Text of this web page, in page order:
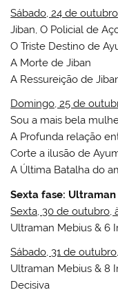
Sábado, 24 de
Jiban, O Policial de
O Triste Destino de
A Morte de Jiban
A Ressureição de
Domingo, 25 de
Sou a mais bela
A Profunda relação
Corte a ilusão de
A Última Batalha do
Sexta fase: Ultraman
Sexta, 30 de outubro,
Ultraman Mebius & 6
Sábado, 31 de
Ultraman Mebius & 8
Decisiva